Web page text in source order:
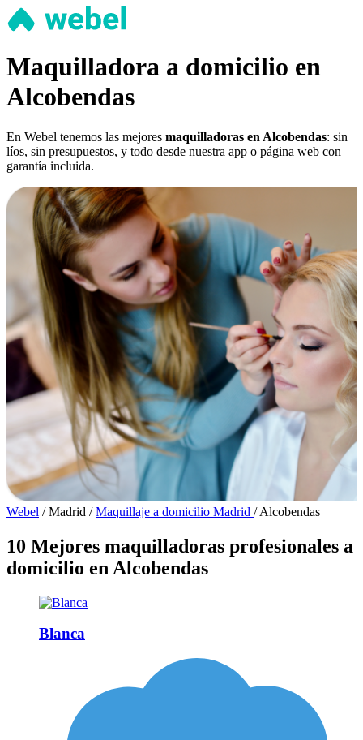
Maquilladora a domicilio en
Alcobendas
En Webel tenemos las mejores maquilladoras en Alcobendas: sin
líos, sin presupuestos, y todo desde nuestra app o página web con
garantía incluida.
Webel / Madrid / Maquillaje a domicilio Madrid / Alcobendas
10 Mejores maquilladoras profesionales a
domicilio en Alcobendas
Blanca